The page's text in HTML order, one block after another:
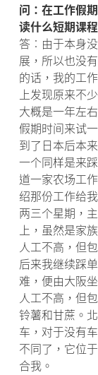
问：在工作假
读什么短期课
答︰由于本身
展，所以也没
的话，我的工
上发现原来不
大概是一年左
假期时间来试
到了日本后本
一个同样是来
道一家农场工
绍那份工作给
两三个星期，
上，虽然是家
人工不高，但
后来我继续踩
难，便由大阪
人工不高，但
铃薯和甘蔗。
车，对于没有
不同了，它位
合我。